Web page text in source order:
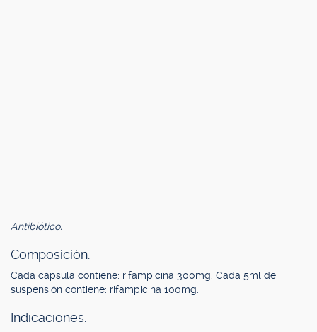
Antibiótico.
Composición.
Cada cápsula contiene: rifampicina 300mg. Cada 5ml de
suspensión contiene: rifampicina 100mg.
Indicaciones.